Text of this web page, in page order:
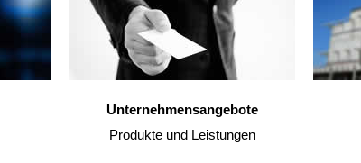
Unternehmensangebote
Produkte und Leistungen